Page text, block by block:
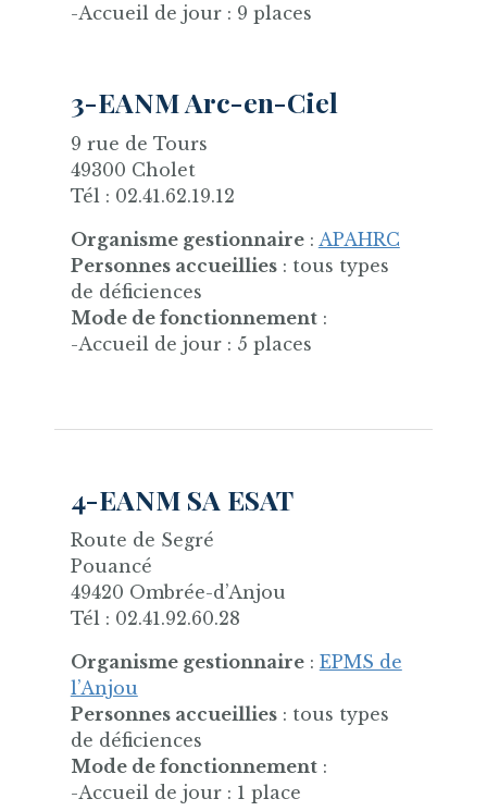
-Accueil de jour : 9 places
3-EANM Arc-en-Ciel
9 rue de Tours
49300 Cholet
Tél : 02.41.62.19.12
Organisme gestionnaire: APAHRC
Personnes accueillies: tous types
de déficiences
Mode de fonctionnement:
-Accueil de jour : 5 places
4-EANM SA ESAT
Route de Segré
Pouancé
49420 Ombrée-d’Anjou
Tél : 02.41.92.60.28
Organisme gestionnaire: EPMS de
l’Anjou
Personnes accueillies: tous types
de déficiences
Mode de fonctionnement:
-Accueil de jour : 1 place